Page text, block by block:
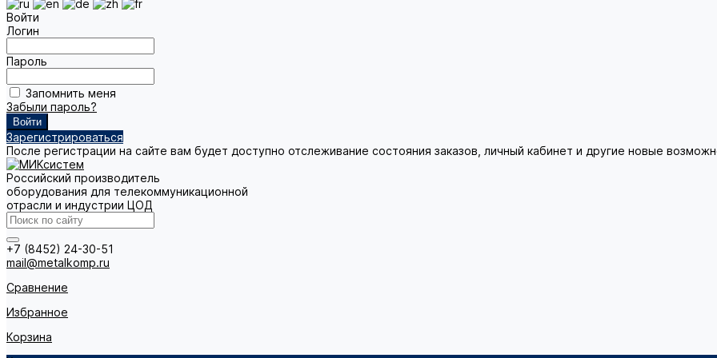
Войти
Логин
Пароль
Запомнить меня
Забыли пароль?
Зарегистрироваться
После регистрации на сайте вам будет доступно отслеживание состояния заказов, личный кабинет и другие новые
Российский производитель
оборудования для телекоммуникационной
отрасли и индустрии ЦОД
+7 (8452) 24-30-51
mail@metalkomp.ru
Сравнение
Избранное
Корзина